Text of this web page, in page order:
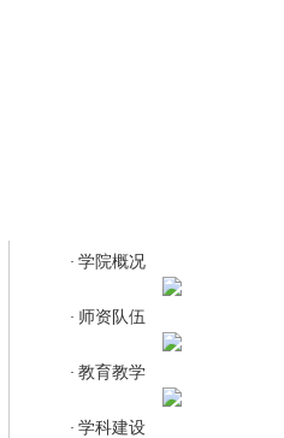
· 学院概况
· 师资队伍
· 教育教学
· 学科建设